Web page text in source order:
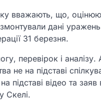
вважають, що,
дані уражень
31 березня.
перевірок і
не на підставі
підставі відео та
Скелі.